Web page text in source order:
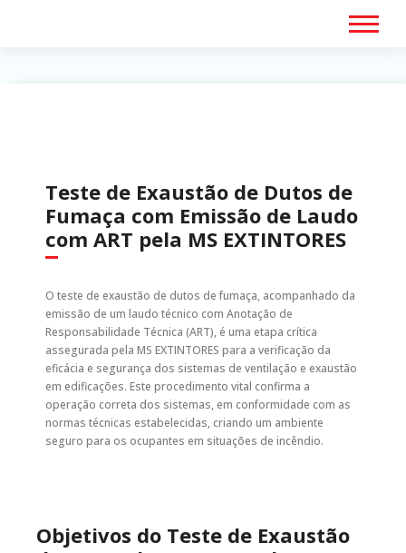
Fumaça com
Emissão de
Laudo com ART
Teste de Exaustão de Dutos de
Fumaça com Emissão de Laudo
com ART pela MS EXTINTORES
O teste de exaustão de dutos de fumaça, acompanhado da
emissão de um laudo técnico com Anotação de
Responsabilidade Técnica (ART), é uma etapa crítica
assegurada pela MS EXTINTORES para a verificação da
eficácia e segurança dos sistemas de ventilação e exaustão
em edificações. Este procedimento vital confirma a
operação correta dos sistemas, em conformidade com as
normas técnicas estabelecidas, criando um ambiente
seguro para os ocupantes em situações de incêndio.
Objetivos do Teste de Exaustão